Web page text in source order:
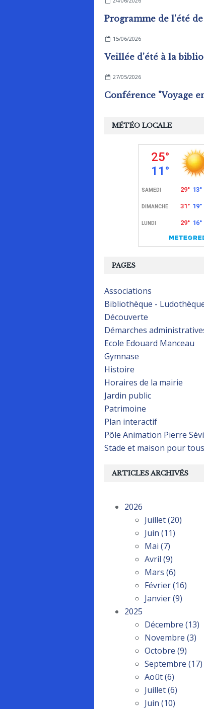
15/06/2026
27/05/2026
PAGES
Associations
Bibliothèque -
Découverte
Démarches
Ecole Edouard Manceau
Gymnase
Histoire
Horaires de la mairie
Jardin public
Patrimoine
Plan interactif
Pôle Animation Pierre
Stade et maison pour tous
MÉTÉO LOCALE
ARTICLES ARCHIVÉS
2026
Juillet(20)
Juin (11)
Mai (7)
Avril (9)
Mars (6)
Février(16)
Janvier(9)
2025
Décembre (13)
Novembre (3)
Octobre (9)
Septembre (17)
Août(6)
Juillet(6)
Juin (10)